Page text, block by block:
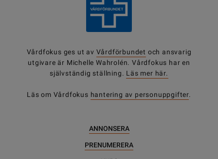
Vårdfokus ges ut av Vårdförbundet och ansvarig
utgivare är Michelle Wahrolén. Vårdfokus har en
självständig ställning. Läs mer här.
Läs om Vårdfokus hantering av personuppgifter.
ANNONSERA
PRENUMERERA